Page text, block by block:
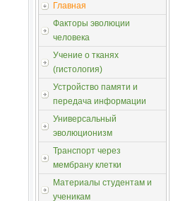
Главная
Факторы эволюции
человека
Учение о тканях
(гистология)
Устройство памяти и
передача информации
Универсальный
эволюционизм
Транспорт через
мембрану клетки
Материалы студентам и
ученикам